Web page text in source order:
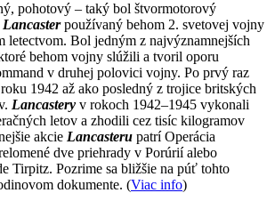
pohotový – taký bol štvormotorový
používaný behom 2. svetovej vojny
Bol jedným z najvýznamnejších
behom vojny slúžili a tvoril oporu
v druhej polovici vojny. Po prvý raz
1942 až ako posledný z trojice britských
Lancastery v rokoch 1942–1945 vykonali
letov a zhodili cez tisíc kilogramov
akcie Lancasteru patrí Operácia
dve priehrady v Porúrií alebo
Tirpitz. Pozrime sa bližšie na púť tohto
dokumente. (Viac info)